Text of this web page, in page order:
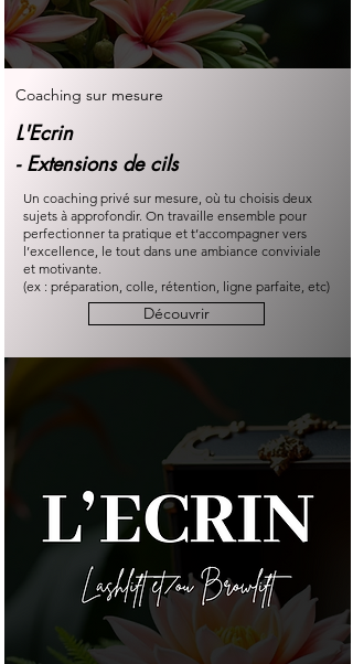
Coaching sur mesure
L'Ecrin
- Extensions de cils
Un coaching privé sur mesure, où tu choisis deux
sujets à approfondir. On travaille ensemble pour
perfectionner ta pratique et t’accompagner vers
l’excellence, le tout dans une ambiance conviviale
et motivante.
(ex : préparation, colle, rétention, ligne parfaite, etc)
Découvrir